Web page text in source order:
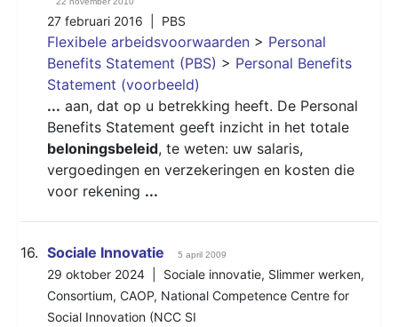
27 februari 2016 | PBS
Flexibele arbeidsvoorwaarden > Personal
Benefits Statement (PBS) > Personal Benefits
Statement (voorbeeld)
... aan, dat op u betrekking heeft. De Personal
Benefits Statement geeft inzicht in het totale
beloningsbeleid, te weten: uw salaris,
vergoedingen en verzekeringen en kosten die
voor rekening ...
16. Sociale Innovatie 5 april 2009
29 oktober 2024 | Sociale innovatie, Slimmer werken,
Consortium, CAOP, National Competence Centre for
Social Innovation (NCC SI